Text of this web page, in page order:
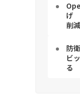
げ
削減
防
ビ
る